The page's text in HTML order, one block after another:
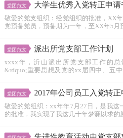
党团范文 大学生优秀入党转正申请
敬爱的党支组织：经党组织的批准，XX
党预备党员，预备期为一年，至XX年5月
党团范文 派出所党支部工作计划
xxxx年，沂山派出所党支部工作的
&rdquo;重要思想及党的xx届四中、五
党团范文 2017年公司员工入党转正
敬爱的党组织：xx年年7月27日，是我这
的批准，我实现了我这几十年梦寐以求的